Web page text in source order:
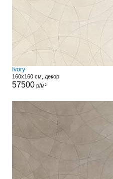
Ivory
160x160 см, декор
57500 р/м²